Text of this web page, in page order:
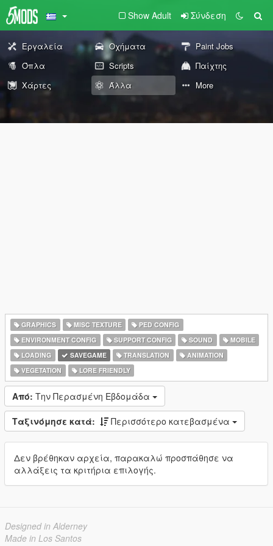
Show Adult Σύνδεση
Εργαλεία Οχήματα
Paint Jobs
Όπλα
Scripts
Παίχτης
Χάρτες
Άλλα More
GRAPHICS MISC TEXTURE
PED CONFIG
ENVIRONMENT CONFIG
SUPPORT CONFIG SOUND
MOBILE
LOADING
SAVEGAME TRANSLATION
ANIMATION
VEGETATION
LORE FRIENDLY
Από: Την Περασμένη Εβδομάδα
Ταξινόμησε κατά: Περισσότερο κατεβασμένα
Δεν βρέθηκαν αρχεία, παρακαλώ προσπάθησε να
αλλάξεις τα κριτήρια επιλογής.
Designed in Alderney
Made in Los Santos